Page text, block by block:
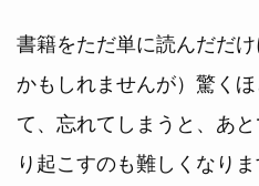
書籍をただ単に読んだだ
かもしれませんが）驚く
て、忘れてしまうと、あ
り起こすのも難しくなりま